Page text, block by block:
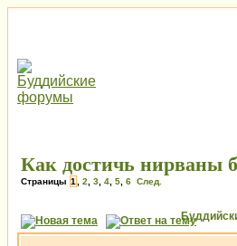
Как достичь нирваны
Страницы 1 2 3 4 5 6 След.